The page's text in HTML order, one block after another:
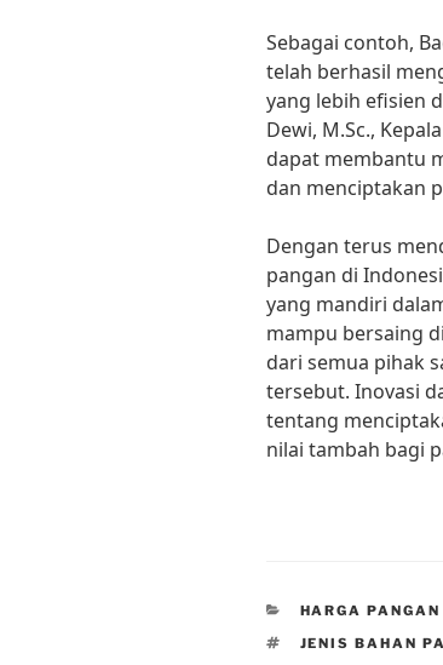
Sebagai contoh,
telah berhasil
yang lebih efisien
Dewi, M.Sc.,
dapat membantu
dan menciptakan
Dengan terus
pangan di
yang mandiri
mampu bersaing
dari semua pihak
tersebut. Inovasi
tentang
nilai tambah bagi
CATEGORIES
HARGA PANGAN
TAGS
JENIS BAHAN